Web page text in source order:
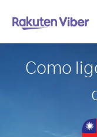
Como